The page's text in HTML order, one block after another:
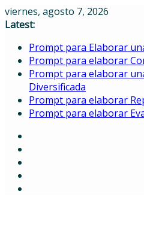
Skip
to
viernes, agosto 7, 2026
Latest:
Prompt para Elaborar
Prompt para elaborar
Prompt para elaborar
Diversificada
Prompt para elaborar
Prompt para elaborar